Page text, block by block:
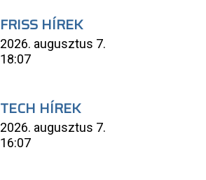
FRISS HÍREK
2026. augusztus 7.
18:07
TECH HÍREK
2026. augusztus 7.
16:07